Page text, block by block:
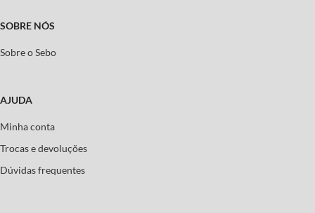
SOBRE NÓS
Sobre o Sebo
AJUDA
Minha conta
Trocas e devoluções
Dúvidas frequentes